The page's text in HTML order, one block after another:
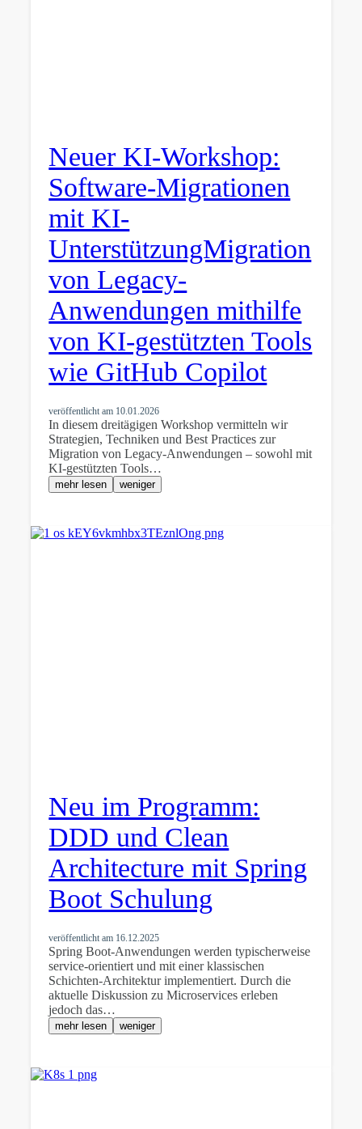
Neuer KI-Workshop:
Software-Migrationen
mit KI-
UnterstützungMigration
von Legacy-
Anwendungen mithilfe
von KI-gestützten Tools
wie GitHub Copilot
veröffentlicht am 10.01.2026
In diesem dreitägigen Workshop vermitteln wir
Strategien, Techniken und Best Practices zur
Migration von Legacy-Anwendungen – sowohl mit
KI-gestützten Tools…
mehr lesen weniger
Neu im Programm:
DDD und Clean
Architecture mit Spring
Boot Schulung
veröffentlicht am 16.12.2025
Spring Boot-Anwendungen werden typischerweise
service-orientiert und mit einer klassischen
Schichten-Architektur implementiert. Durch die
aktuelle Diskussion zu Microservices erleben
jedoch das…
mehr lesen weniger